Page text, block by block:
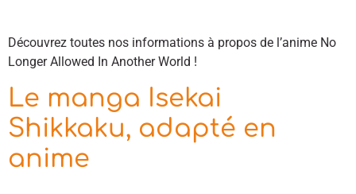
Découvrez toutes nos informations à propos de l’anime No
Longer Allowed In Another World !
Le manga Isekai
Shikkaku, adapté en
anime